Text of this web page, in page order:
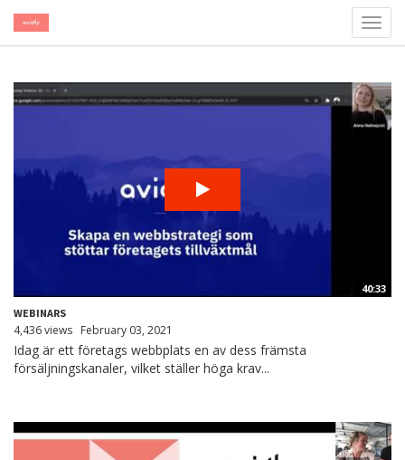
40:33
WEBINARS
4,436 views February 03, 2021
Idag är ett företags webbplats en av dess främsta
försäljningskanaler, vilket ställer höga krav...